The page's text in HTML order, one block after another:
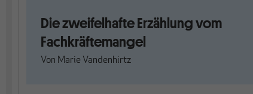
Die zweifelhafte Erzählung vom
Fachkräftemangel
Von Marie Vandenhirtz